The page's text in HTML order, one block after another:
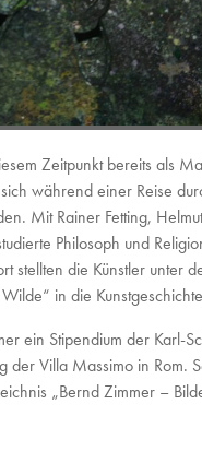
Zeitpunkt bereits als
während einer Reise
Mit Rainer Fetting,
Philosoph und
stellten die Künstler unter
in die
ein Stipendium der Karl-
der Villa Massimo in Rom.
„Bernd Zimmer –